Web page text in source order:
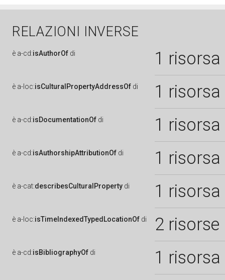
RELAZIONI INVERSE
è a-cd:isAuthorOf di 1 risorsa
è a-loc:isCulturalPropertyAddressOf di 1 risorsa
è a-cd:isDocumentationOf di 1 risorsa
è a-cd:isAuthorshipAttributionOf di 1 risorsa
è a-cat:describesCulturalProperty di 1 risorsa
è a-loc:isTimeIndexedTypedLocationOf di 2 risorse
è a-cd:isBibliographyOf di 1 risorsa